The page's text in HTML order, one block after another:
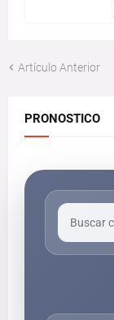
Artículo Anterior
PRONOSTICO